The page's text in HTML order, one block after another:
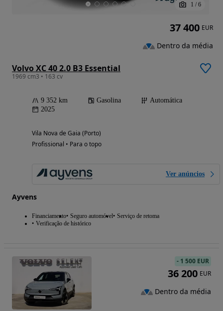
1 / 6
Volvo XC 40 2.0 B3 Essential
1969 cm3 • 163 cv
9 352 km Gasolina
Automática
2025
Vila Nova de Gaia (Porto)
Profissional • Para o topo
Ver anúncios
Ayvens
Financiamento Seguro automóvel Serviço de retoma
Verificação de histórico
37 400 EUR
Dentro da média
- 1 500 EUR
36 200 EUR
Dentro da média